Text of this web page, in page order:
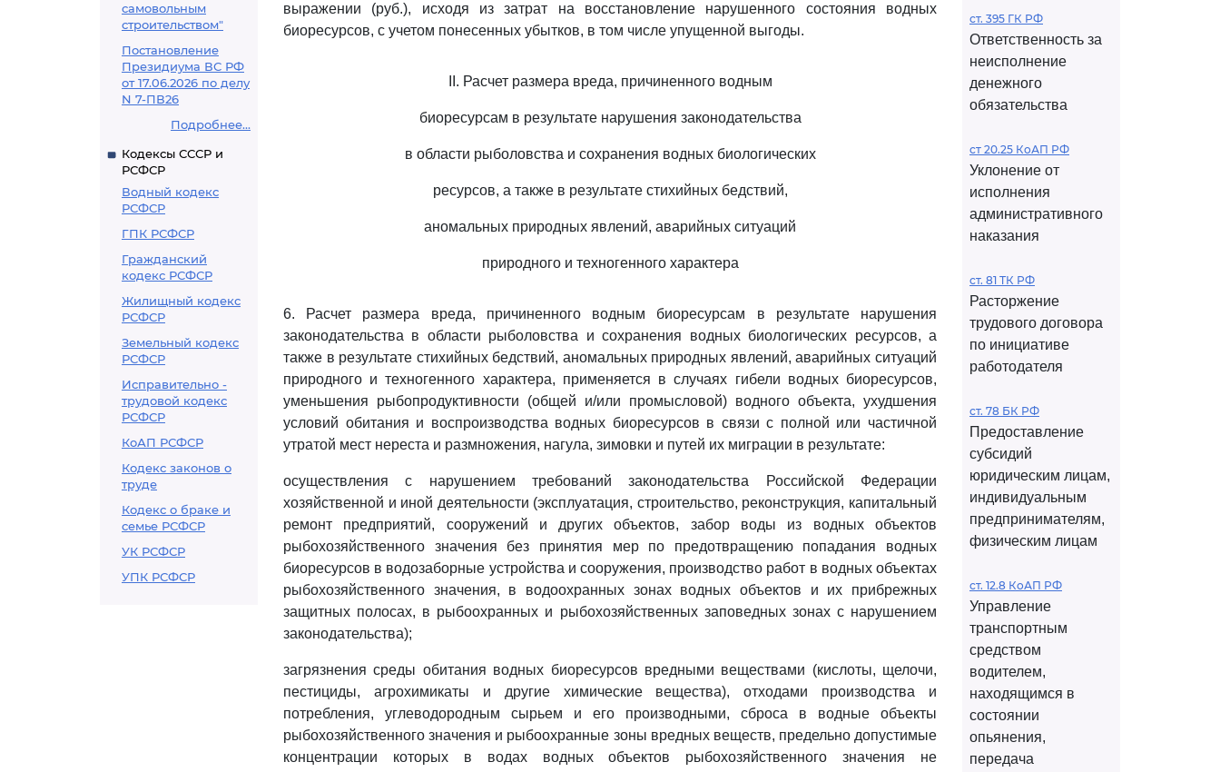
самовольным
строительством"
Постановление
Президиума ВС РФ
от 17.06.2026 по делу
N 7-ПВ26
Подробнее...
Кодексы СССР и
РСФСР
Водный кодекс
РСФСР
ГПК РСФСР
Гражданский
кодекс РСФСР
Жилищный кодекс
РСФСР
Земельный кодекс
РСФСР
Исправительно -
трудовой кодекс
РСФСР
КоАП РСФСР
Кодекс законов о
труде
Кодекс о браке и
семье РСФСР
УК РСФСР
УПК РСФСР
выражении (руб.), исходя из затрат на восстановление нарушенного состояния водных
биоресурсов, с учетом понесенных убытков, в том числе упущенной выгоды.
II. Расчет размера вреда, причиненного водным
биоресурсам в результате нарушения законодательства
в области рыболовства и сохранения водных биологических
ресурсов, а также в результате стихийных бедствий,
аномальных природных явлений, аварийных ситуаций
природного и техногенного характера
6. Расчет размера вреда, причиненного водным биоресурсам в результате нарушения
законодательства в области рыболовства и сохранения водных биологических ресурсов, а
также в результате стихийных бедствий, аномальных природных явлений, аварийных ситуаций
природного и техногенного характера, применяется в случаях гибели водных биоресурсов,
уменьшения рыбопродуктивности (общей и/или промысловой) водного объекта, ухудшения
условий обитания и воспроизводства водных биоресурсов в связи с полной или частичной
утратой мест нереста и размножения, нагула, зимовки и путей их миграции в результате:
осуществления с нарушением требований законодательства Российской Федерации
хозяйственной и иной деятельности (эксплуатация, строительство, реконструкция, капитальный
ремонт предприятий, сооружений и других объектов, забор воды из водных объектов
рыбохозяйственного значения без принятия мер по предотвращению попадания водных
биоресурсов в водозаборные устройства и сооружения, производство работ в водных объектах
рыбохозяйственного значения, в водоохранных зонах водных объектов и их прибрежных
защитных полосах, в рыбоохранных и рыбохозяйственных заповедных зонах с нарушением
законодательства);
загрязнения среды обитания водных биоресурсов вредными веществами (кислоты, щелочи,
пестициды, агрохимикаты и другие химические вещества), отходами производства и
потребления, углеводородным сырьем и его производными, сброса в водные объекты
рыбохозяйственного значения и рыбоохранные зоны вредных веществ, предельно допустимые
концентрации которых в водах водных объектов рыбохозяйственного значения не
ст. 395 ГК РФ
Ответственность за
неисполнение
денежного
обязательства
ст 20.25 КоАП РФ
Уклонение от
исполнения
административного
наказания
ст. 81 ТК РФ
Расторжение
трудового договора
по инициативе
работодателя
ст. 78 БК РФ
Предоставление
субсидий
юридическим лицам,
индивидуальным
предпринимателям,
физическим лицам
ст. 12.8 КоАП РФ
Управление
транспортным
средством
водителем,
находящимся в
состоянии
опьянения,
передача